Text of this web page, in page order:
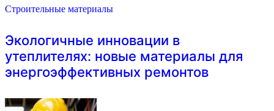
Строительные материалы
Экологичные инновации в
утеплителях: новые материалы для
энергоэффективных ремонтов